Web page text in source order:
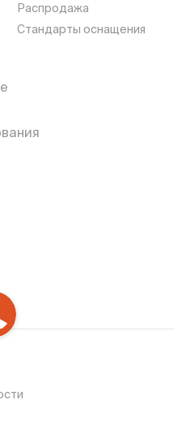
Распродажа
Стандарты оснащения